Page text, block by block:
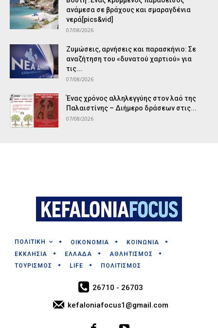
ανάμεσα σε βράχους και σμαραγδένια
νερά[pics&vid]
07/08/2026
Ζυμώσεις, αρνήσεις και παρασκήνιο: Σε
αναζήτηση του «δυνατού χαρτιού» για
τις...
07/08/2026
Ένας χρόνος αλληλεγγύης στον λαό της
Παλαιστίνης – Διήμερο δράσεων στις...
07/08/2026
ΠΟΛΙΤΙΚΗ ΟΙΚΟΝΟΜΙΑ
ΚΟΙΝΩΝΙΑ
ΕΚΚΛΗΣΙΑ
ΕΛΛΑΔΑ
ΑΘΛΗΤΙΣΜΟΣ
ΤΟΥΡΙΣΜΟΣ
LIFE ΠΟΛΙΤΙΣΜΟΣ
26710 - 26703
kefaloniafocus1@gmail.com